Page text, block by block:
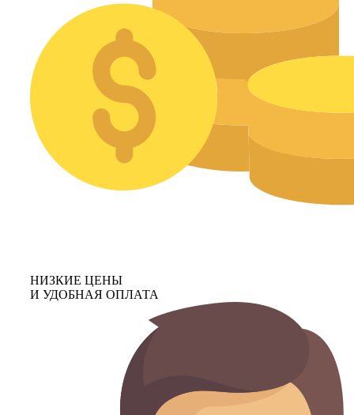
НИЗКИЕ ЦЕНЫ
И УДОБНАЯ ОПЛАТА